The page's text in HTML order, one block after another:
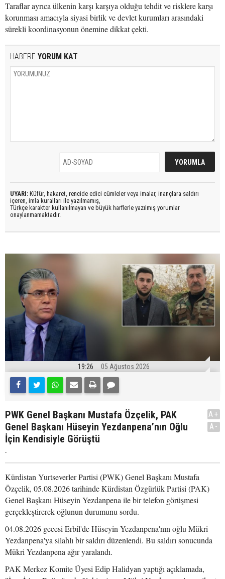
Taraflar ayrıca ülkenin karşı karşıya olduğu tehdit ve risklere karşı
korunması amacıyla siyasi birlik ve devlet kurumları arasındaki
sürekli koordinasyonun önemine dikkat çekti.
HABERE YORUM KAT
UYARI: Küfür, hakaret, rencide edici cümleler veya imalar, inançlara saldırı
içeren, imla kuralları ile yazılmamış,
Türkçe karakter kullanılmayan ve büyük harflerle yazılmış yorumlar
onaylanmamaktadır.
19:26 05 Ağustos 2026
PWK Genel Başkanı Mustafa Özçelik, PAK
Genel Başkanı Hüseyin Yezdanpena’nın Oğlu
İçin Kendisiyle Görüştü
.
A+
A-
Kürdistan Yurtseverler Partisi (PWK) Genel Başkanı Mustafa
Özçelik, 05.08.2026 tarihinde Kürdistan Özgürlük Partisi (PAK)
Genel Başkanı Hüseyin Yezdanpena ile bir telefon görüşmesi
gerçekleştirerek oğlunun durumunu sordu.
04.08.2026 gecesi Erbil'de Hüseyin Yezdanpena'nın oğlu Mükri
Yezdanpena'ya silahlı bir saldırı düzenlendi. Bu saldırı sonucunda
Mükri Yezdanpena ağır yaralandı.
PAK Merkez Komite Üyesi Edip Halidyan yaptığı açıklamada,